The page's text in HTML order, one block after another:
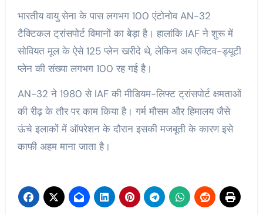
भारतीय वायु सेना के पास लगभग 100 एंटोनोव AN-32
टैक्टिकल ट्रांसपोर्ट विमानों का बेड़ा है। हालांकि IAF ने शुरू में
सोवियत मूल के ऐसे 125 प्लेन खरीदे थे, लेकिन अब एक्टिव-ड्यूटी
प्लेन की संख्या लगभग 100 रह गई है।
AN-32 ने 1980 से IAF की मीडियम-लिफ्ट ट्रांसपोर्ट क्षमताओं
की रीढ़ के तौर पर काम किया है। गर्म मौसम और हिमालय जैसे
ऊंचे इलाकों में ऑपरेशन के दौरान इसकी मजबूती के कारण इसे
काफी अहम माना जाता है।